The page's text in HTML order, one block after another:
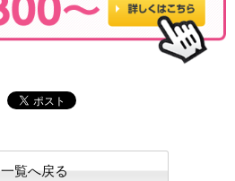
一覧へ戻る